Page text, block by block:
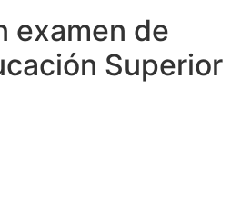
examen de
Superior